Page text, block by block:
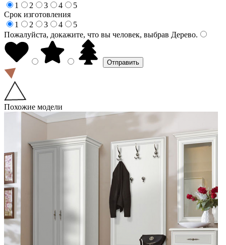
1
2 3 4
5
Срок изготовления
1
2 3 4
5
Пожалуйста, докажите, что вы человек, выбрав Дерево.
Похожие модели